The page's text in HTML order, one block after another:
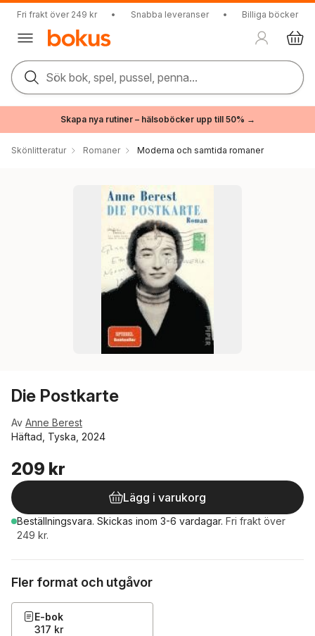
Fri frakt över 249 kr • Snabba leveranser • Billiga böcker
Sök bok, spel, pussel, penna...
Skapa nya rutiner – hälsoböcker upp till 50% →
Skönlitteratur Romaner Moderna och samtida romaner
Die Postkarte
Av Anne Berest
Häftad, Tyska, 2024
209 kr
Lägg i varukorg
Beställningsvara. Skickas inom 3-6 vardagar. Fri frakt över
249 kr.
Fler format och utgåvor
E-bok
317 kr